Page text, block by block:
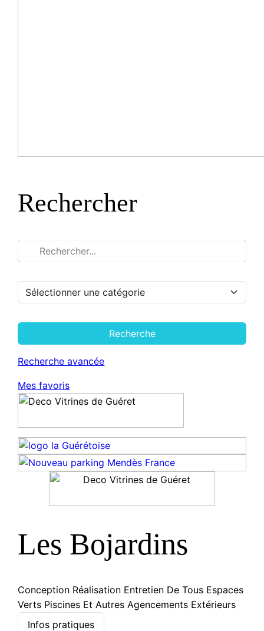
Rechercher
Recherche
Recherche avancée
Mes favoris
Les Bojardins
Conception Réalisation Entretien De Tous Espaces
Verts Piscines Et Autres Agencements Extérieurs
Infos pratiques